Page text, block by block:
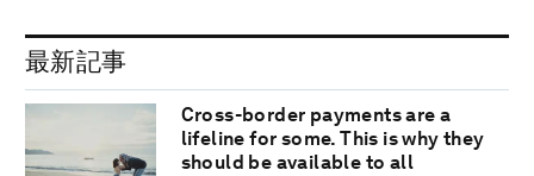
最新記事
Cross-border payments are a
lifeline for some. This is why they
should be available to all